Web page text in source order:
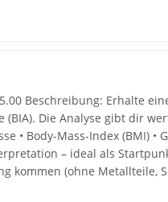
Beschreibung: Erhalte
Die Analyse gibt dir
• Body-Mass-Index (BMI)
– ideal als
kommen (ohne Metallteile,